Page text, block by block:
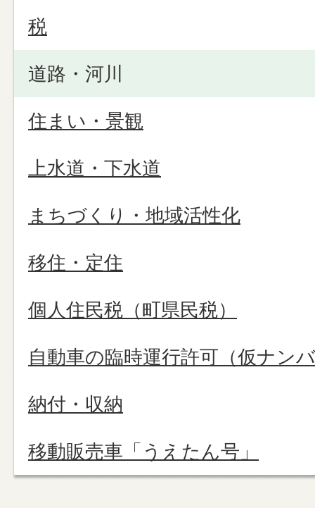
税
道路・河川
住まい・景観
上水道・下水道
まちづくり・地域活性化
移住・定住
個人住民税（町県民税）
自動車の臨時運行許可（仮ナン
納付・収納
移動販売車「うえたん号」